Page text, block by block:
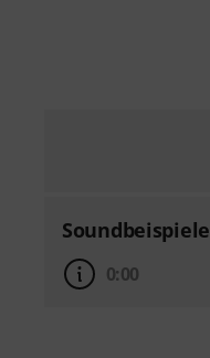
Soundbeispiele
0:00